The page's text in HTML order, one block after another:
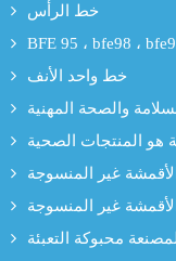
خط الرأس
خط واحد الأنف
والصحة المهنية
هو المنتجات الصحية
غير المنسوجة
غير المنسوجة
محبوكة التعبئة